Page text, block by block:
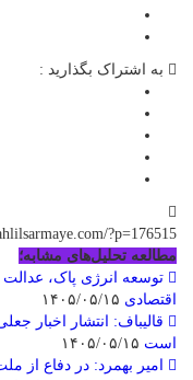
به اشتراک بگذارید :
?p=176515
مطالعه تحلیل‌های مشابه؛
توسعه انرژی پاک،
اقتصادی
قالیباف: انتشار اخبار
است
امیر بهمرد: در دفاع از